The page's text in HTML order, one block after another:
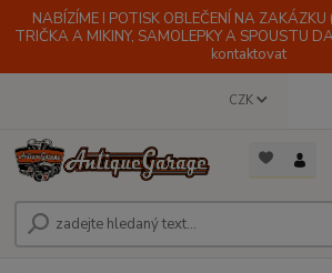
NABÍZÍME I POTISK OBLEČENÍ NA
TRIČKA A MIKINY, SAMOLEPKY A SPOUSTU
kontaktovat
CZK